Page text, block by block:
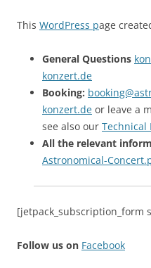
This WordPress page
General Questions
konzert.de
Booking:
konzert.de or leave a
see also our Technical
All the relevant
Astronomical-
[jetpack_subscription_form
Follow us on Facebook